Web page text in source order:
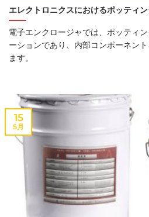
エレクトロニクスにおけるポッティ
電子エンクロージャでは、ポッティ
ーションであり、内部コンポーネン
ます。
15
5月